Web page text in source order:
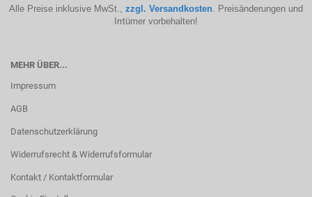
Alle Preise inklusive MwSt., zzgl. Versandkosten. Preisänderungen und
Irrtümer vorbehalten!
MEHR ÜBER...
Impressum
AGB
Datenschutzerklärung
Widerrufsrecht & Widerrufsformular
Kontakt / Kontaktformular